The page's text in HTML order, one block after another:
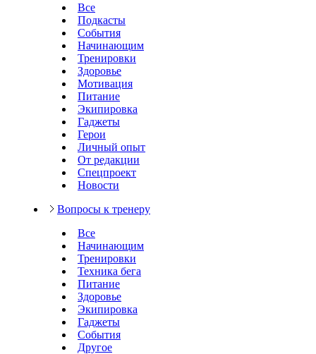
Все
Подкасты
События
Начинающим
Тренировки
Здоровье
Мотивация
Питание
Экипировка
Гаджеты
Герои
Личный опыт
От редакции
Спецпроект
Новости
Вопросы к тренеру
Все
Начинающим
Тренировки
Техника бега
Питание
Здоровье
Экипировка
Гаджеты
События
Другое